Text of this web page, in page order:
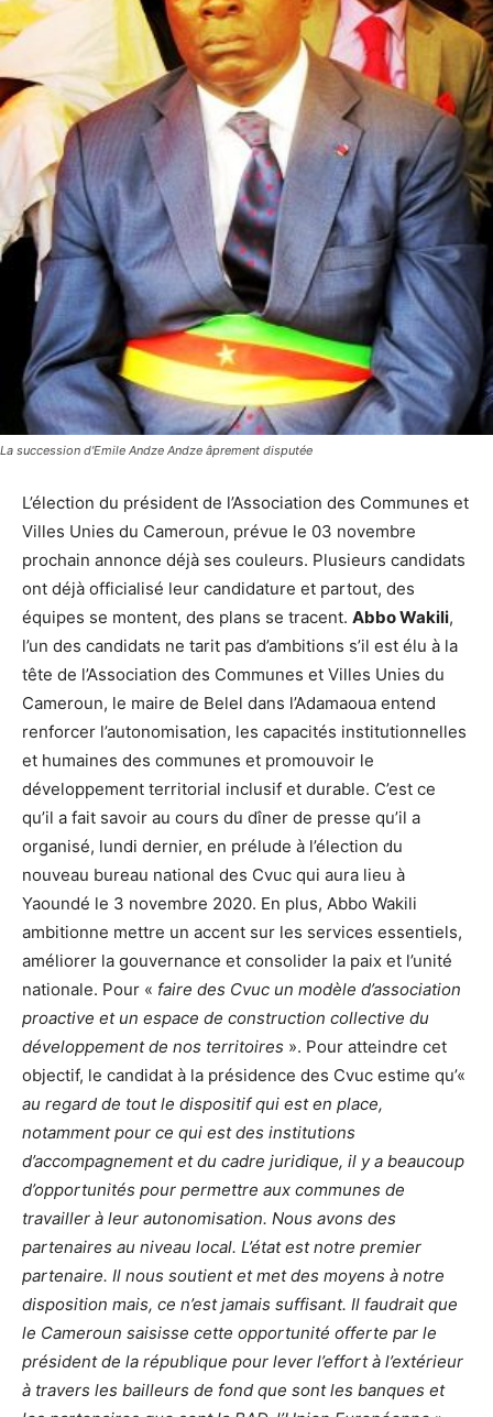
La succession d'Emile Andze Andze âprement disputée
L’élection du président de l’Association des Communes et
Villes Unies du Cameroun, prévue le 03 novembre
prochain annonce déjà ses couleurs. Plusieurs candidats
ont déjà officialisé leur candidature et partout, des
équipes se montent, des plans se tracent. Abbo Wakili,
l’un des candidats ne tarit pas d’ambitions s’il est élu à la
tête de l’Association des Communes et Villes Unies du
Cameroun, le maire de Belel dans l’Adamaoua entend
renforcer l’autonomisation, les capacités institutionnelles
et humaines des communes et promouvoir le
développement territorial inclusif et durable. C’est ce
qu’il a fait savoir au cours du dîner de presse qu’il a
organisé, lundi dernier, en prélude à l’élection du
nouveau bureau national des Cvuc qui aura lieu à
Yaoundé le 3 novembre 2020. En plus, Abbo Wakili
ambitionne mettre un accent sur les services essentiels,
améliorer la gouvernance et consolider la paix et l’unité
nationale. Pour « faire des Cvuc un modèle d’association
proactive et un espace de construction collective du
développement de nos territoires ». Pour atteindre cet
objectif, le candidat à la présidence des Cvuc estime qu’«
au regard de tout le dispositif qui est en place,
notamment pour ce qui est des institutions
d’accompagnement et du cadre juridique, il y a beaucoup
d’opportunités pour permettre aux communes de
travailler à leur autonomisation. Nous avons des
partenaires au niveau local. L’état est notre premier
partenaire. Il nous soutient et met des moyens à notre
disposition mais, ce n’est jamais suffisant. Il faudrait que
le Cameroun saisisse cette opportunité offerte par le
président de la république pour lever l’effort à l’extérieur
à travers les bailleurs de fond que sont les banques et